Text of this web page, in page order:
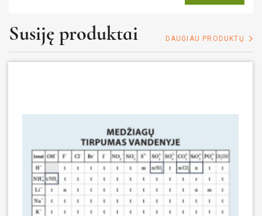
Susiję produktai DAUGIAU PRODUKTŲ